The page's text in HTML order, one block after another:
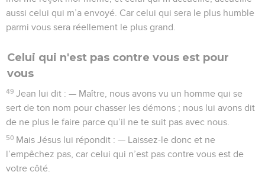
aussi celui qui m’a envoyé. Car celui qui sera le plus humble
parmi vous sera réellement le plus grand.
Celui qui n'est pas contre vous est pour
vous
49 Jean lui dit : — Maître, nous avons vu un homme qui se
sert de ton nom pour chasser les démons ; nous lui avons dit
de ne plus le faire parce qu’il ne te suit pas avec nous.
50 Mais Jésus lui répondit : — Laissez-le donc et ne
l’empêchez pas, car celui qui n’est pas contre vous est de
votre côté.